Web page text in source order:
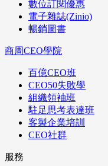
數位訂閱優惠
電子雜誌(Zinio)
暢銷圖書
商周CEO學院
百億CEO班
CEO50失敗學
組織領袖班
駐足思考表達班
客製企業培訓
CEO社群
服務